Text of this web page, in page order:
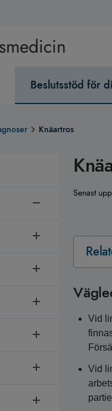
Beslutsstöd för
Knäartros
Senast
Vid
Vid